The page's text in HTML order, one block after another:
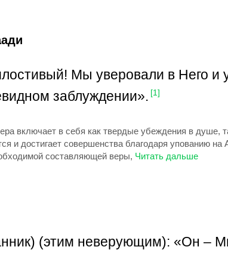
Мы уверовали в Него и
заблуждении». [1]
включает в себя как твердые убеждения в
и достигает совершенства благодаря упованию
составляющей веры,
(этим неверующим): «Он –